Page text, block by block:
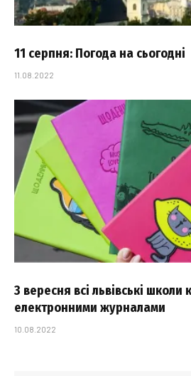
11 серпня: Погода на сьогодні
11.08.2022
З вересня всі львівські школи
електронними журналами
10.08.2022